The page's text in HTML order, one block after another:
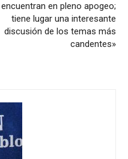
encuentran en pleno apogeo;
tiene lugar una interesante
discusión de los temas más
candentes»